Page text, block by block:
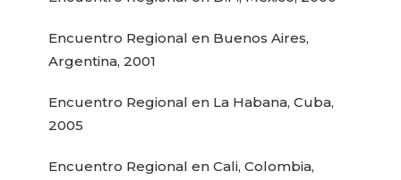
Encuentro Regional en Buenos Aires,
Argentina, 2001
Encuentro Regional en La Habana, Cuba,
2005
Encuentro Regional en Cali, Colombia,